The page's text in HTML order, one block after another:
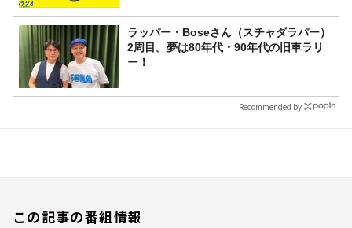
ラッパー・Boseさん（スチャダラパー）
2周目。夢は80年代・90年代の旧車ラリ
ー！
Recommended by
この記事の番組情報